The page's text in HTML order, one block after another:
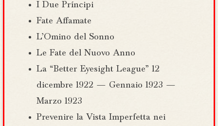
I Due Príncipi
Fate Affamate
L’Omino del Sonno
Le Fate del Nuovo Anno
La “Better Eyesight League” 12
dicembre 1922 — Gennaio 1923 —
Marzo 1923
Prevenire la Vista Imperfetta nei